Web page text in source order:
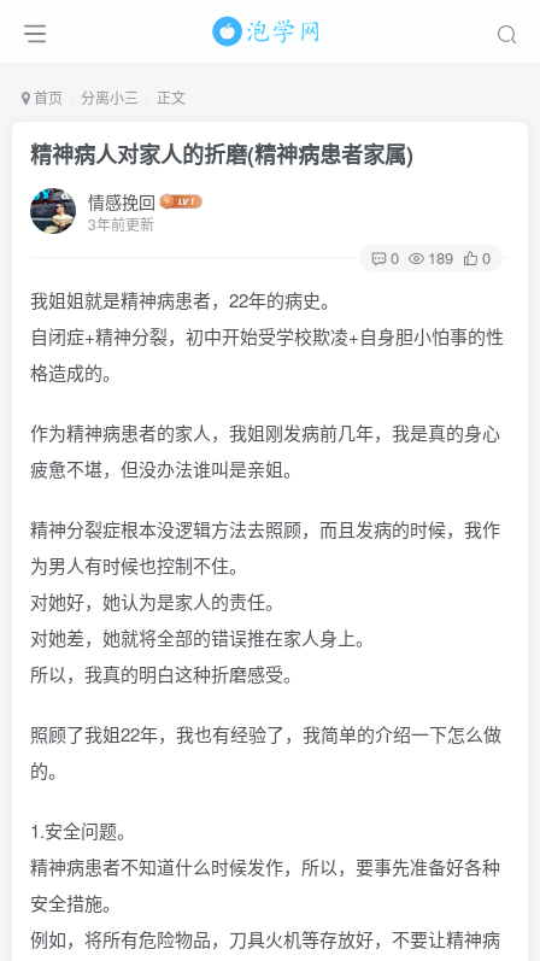
首页 分离小三 正文
精神病人对家人的折磨(精神病患者家属)
情感挽回
3年前更新
0 189 0
我姐姐就是精神病患者，22年的病史。
自闭症+精神分裂，初中开始受学校欺凌+自身胆小怕事的性
格造成的。
作为精神病患者的家人，我姐刚发病前几年，我是真的身心
疲惫不堪，但没办法谁叫是亲姐。
精神分裂症根本没逻辑方法去照顾，而且发病的时候，我作
为男人有时候也控制不住。
对她好，她认为是家人的责任。
对她差，她就将全部的错误推在家人身上。
所以，我真的明白这种折磨感受。
照顾了我姐22年，我也有经验了，我简单的介绍一下怎么做
的。
1.安全问题。
精神病患者不知道什么时候发作，所以，要事先准备好各种
安全措施。
例如，将所有危险物品，刀具火机等存放好，不要让精神病